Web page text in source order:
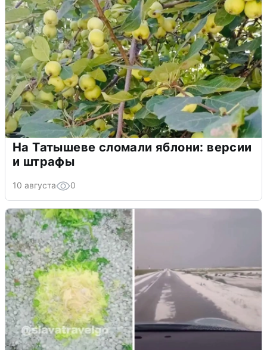
На Татышеве сломали яблони: версии
и штрафы
10 августа 0